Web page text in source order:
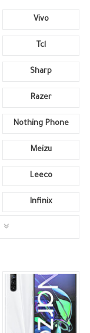
Vivo
Tcl
Sharp
Razer
Nothing Phone
Meizu
Leeco
Infinix